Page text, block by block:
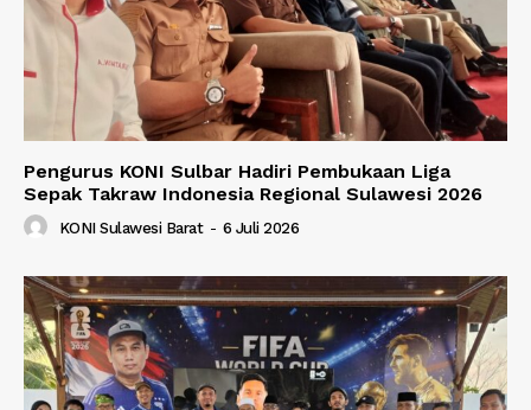
Pengurus KONI Sulbar Hadiri Pembukaan Liga
Sepak Takraw Indonesia Regional Sulawesi 2026
KONI Sulawesi Barat - 6 Juli 2026